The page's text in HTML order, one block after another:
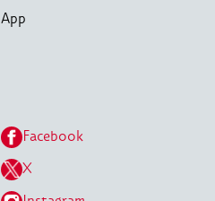
App
Facebook
X